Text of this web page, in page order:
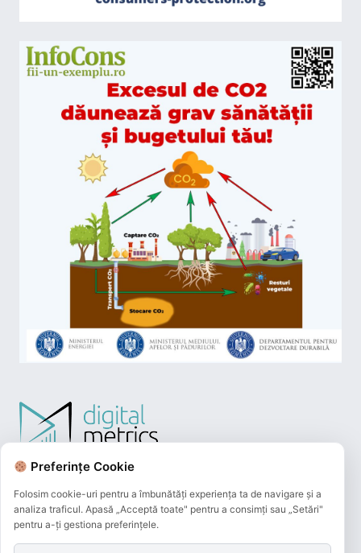
Preferințe Cookie
Folosim cookie-uri pentru a îmbunătăți experiența ta de navigare și a
analiza traficul. Apasă „Acceptă toate" pentru a consimți sau „Setări"
pentru a-ți gestiona preferințele.